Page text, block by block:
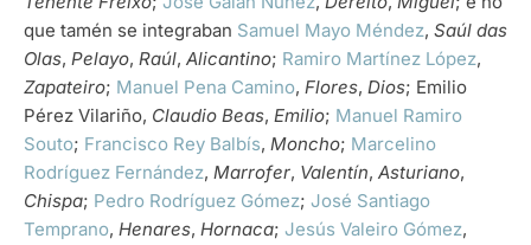
que tamén se integraban Samuel Mayo Méndez, Saúl das
Olas, Pelayo, Raúl, Alicantino; Ramiro Martínez López,
Zapateiro; Manuel Pena Camino, Flores, Dios; Emilio
Pérez Vilariño, Claudio Beas, Emilio; Manuel Ramiro
Souto; Francisco Rey Balbís, Moncho; Marcelino
Rodríguez Fernández, Marrofer, Valentín, Asturiano,
Chispa; Pedro Rodríguez Gómez; José Santiago
Temprano, Henares, Hornaca; Jesús Valeiro Gómez,